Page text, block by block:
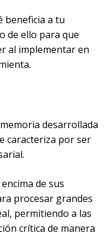
beneficia a tu
de ello para que
al implementar en
desarrollada
caracteriza por ser
de sus
procesar grandes
permitiendo a las
crítica de manera